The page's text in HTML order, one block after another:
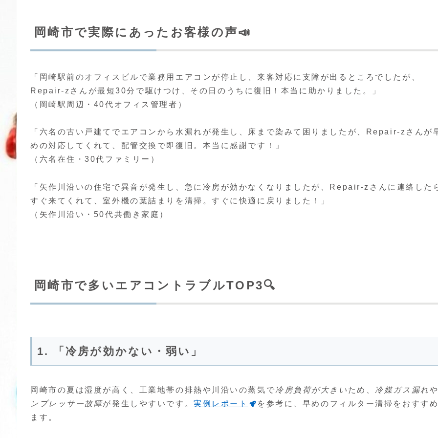
岡崎市で実際にあったお客様の声📣
「岡崎駅前のオフィスビルで業務用エアコンが停止し、来客対応に支障が出るところでしたが、
Repair-zさんが最短30分で駆けつけ、その日のうちに復旧！本当に助かりました。」
（岡崎駅周辺・40代オフィス管理者）
「六名の古い戸建てでエアコンから水漏れが発生し、床まで染みて困りましたが、Repair-zさんが
めの対応してくれて、配管交換で即復旧。本当に感謝です！」
（六名在住・30代ファミリー）
「矢作川沿いの住宅で異音が発生し、急に冷房が効かなくなりましたが、Repair-zさんに連絡した
すぐ来てくれて、室外機の葉詰まりを清掃。すぐに快適に戻りました！」
（矢作川沿い・50代共働き家庭）
岡崎市で多いエアコントラブルTOP3🔍
1. 「冷房が効かない・弱い」
岡崎市の夏は湿度が高く、工業地帯の排熱や川沿いの蒸気で冷房負荷が大きい ため、 冷媒ガス漏れ
ンプレッサー故障が発生しやすいです。実例レポート
を参考に、早めのフィルター清掃をおすす
ます。